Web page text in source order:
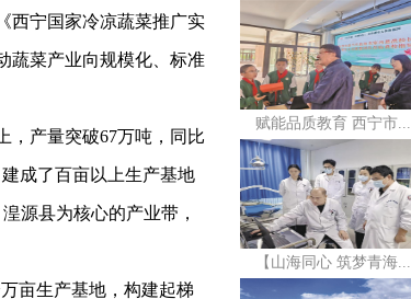
西宁国家冷凉蔬菜推广实
蔬菜产业向规模化、标准
产量突破67万吨，同比
建成了百亩以上生产基地
源县为核心的产业带，
亩生产基地，构建起梯
赋能品质教育 西宁市...
【山海同心 筑梦青海...